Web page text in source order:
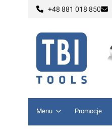
+48 881 018 850
Menu Promocje